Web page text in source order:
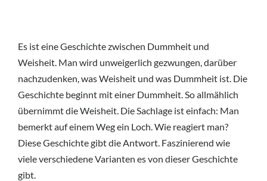
Es ist eine Geschichte zwischen Dummheit und
Weisheit. Man wird unweigerlich gezwungen, darüber
nachzudenken, was Weisheit und was Dummheit ist. Die
Geschichte beginnt mit einer Dummheit. So allmählich
übernimmt die Weisheit. Die Sachlage ist einfach: Man
bemerkt auf einem Weg ein Loch. Wie reagiert man?
Diese Geschichte gibt die Antwort. Faszinierend wie
viele verschiedene Varianten es von dieser Geschichte
gibt.